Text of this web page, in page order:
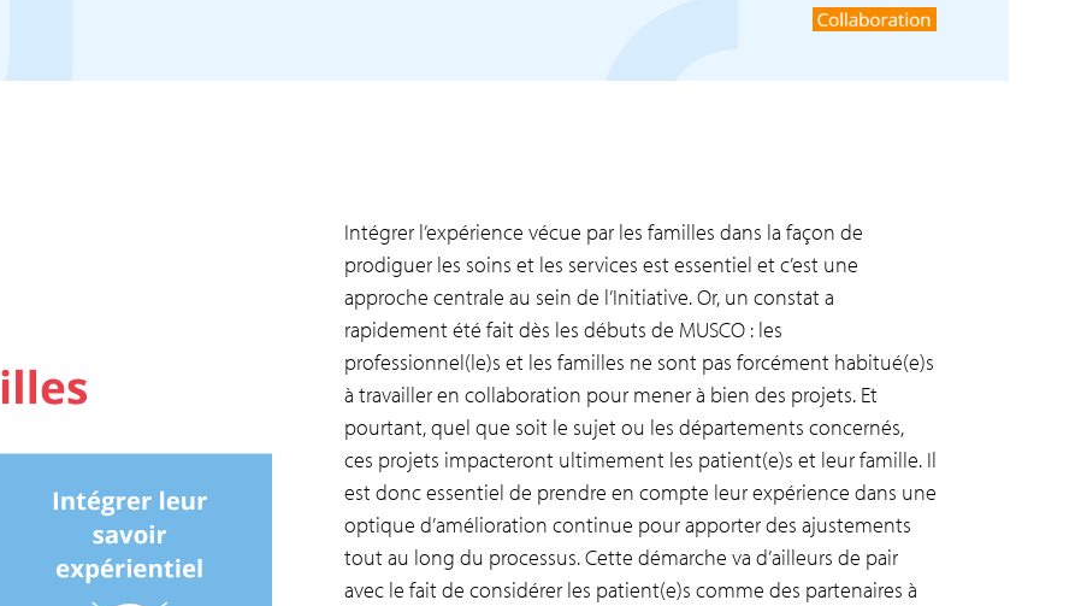
Intégrer l’expérience vécue par les familles dans la façon de
prodiguer les soins et les services est essentiel et c’est une
approche centrale au sein de l’Initiative. Or, un constat a
rapidement été fait dès les débuts de MUSCO : les
professionnel(le)s et les familles ne sont pas forcément habitué(e)s
à travailler en collaboration pour mener à bien des projets. Et
pourtant, quel que soit le sujet ou les départements concernés,
ces projets impacteront ultimement les patient(e)s et leur famille. Il
est donc essentiel de prendre en compte leur expérience dans une
optique d’amélioration continue pour apporter des ajustements
tout au long du processus. Cette démarche va d’ailleurs de pair
avec le fait de considérer les patient(e)s comme des partenaires à